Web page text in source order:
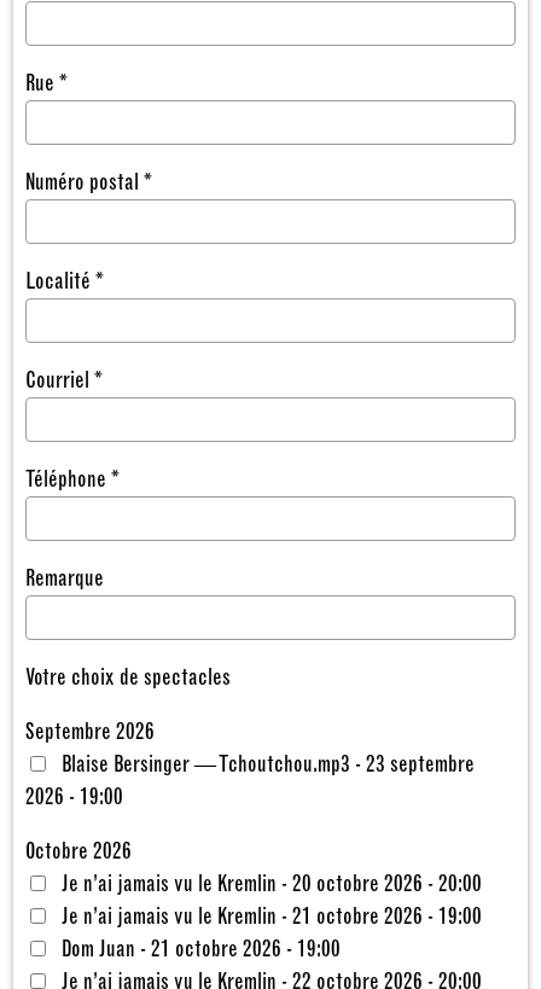
Rue *
Numéro postal *
Localité *
Courriel *
Téléphone *
Remarque
Votre choix de spectacles
Septembre 2026
Blaise Bersinger — Tchoutchou.mp3 - 23 septembre
2026 - 19:00
Octobre 2026
Je n’ai jamais vu le Kremlin - 20 octobre 2026 - 20:00
Je n’ai jamais vu le Kremlin - 21 octobre 2026 - 19:00
Dom Juan - 21 octobre 2026 - 19:00
Je n’ai jamais vu le Kremlin - 22 octobre 2026 - 20:00